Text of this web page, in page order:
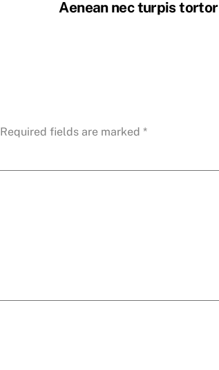
Aenean nec turpis tortor
Required fields are marked *